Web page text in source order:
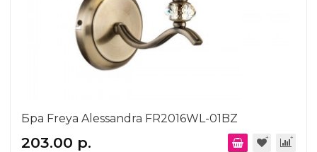
Бра Freya Alessandra FR2016WL-01BZ
203.00 р.